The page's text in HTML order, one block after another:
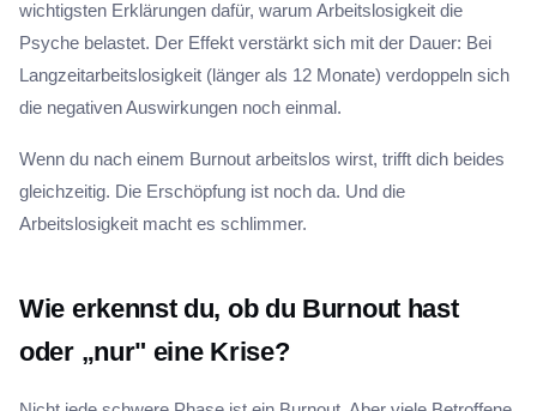
wichtigsten Erklärungen dafür, warum Arbeitslosigkeit die
Psyche belastet. Der Effekt verstärkt sich mit der Dauer: Bei
Langzeitarbeitslosigkeit (länger als 12 Monate) verdoppeln sich
die negativen Auswirkungen noch einmal.
Wenn du nach einem Burnout arbeitslos wirst, trifft dich beides
gleichzeitig. Die Erschöpfung ist noch da. Und die
Arbeitslosigkeit macht es schlimmer.
Wie erkennst du, ob du Burnout hast
oder „nur" eine Krise?